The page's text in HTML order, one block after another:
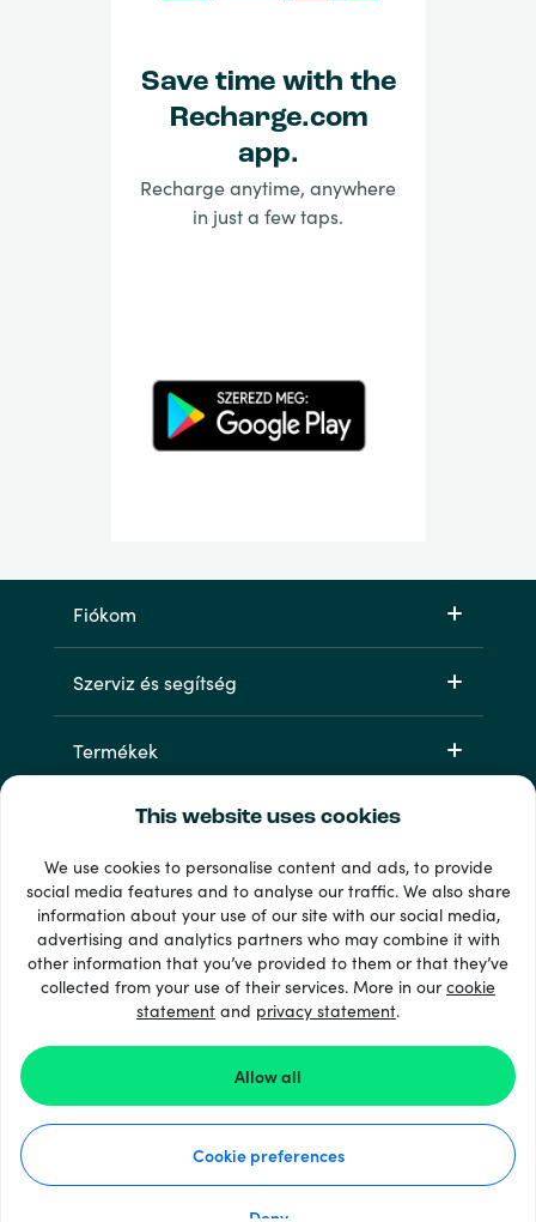
This website uses cookies
We use cookies to personalise content and ads, to provide
social media features and to analyse our traffic. We also share
information about your use of our site with our social media,
advertising and analytics partners who may combine it with
other information that you’ve provided to them or that they’ve
collected from your use of their services. More in ourcookie
statement and privacy statement.
Allow all
Cookie preferences
Deny
Save time with the
Recharge.com
app.
Recharge anytime, anywhere
in just a few taps.
Fiókom
Szerviz és segítség
Termékek
33 + fizetési módok
Lásd mindet
© 2026 Recharge.com
Hogyan működik?
Adatvédelmi nyilatkozat